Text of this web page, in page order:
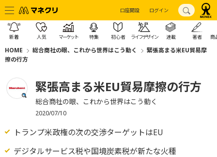
口座開設 ログイン
新着 人気 マーケット 特集 初心者 ライフデザイン 連載 著者 商
HOME 総合商社の眼、これから世界はこう動く
緊張高まる米EU貿易摩
擦の行方
緊張高まる米EU貿易摩擦の行方
総合商社の眼、これから世界はこう動く
2020/07/10
トランプ米政権の次の交渉ターゲットはEU
デジタルサービス税や国境炭素税が新たな火種